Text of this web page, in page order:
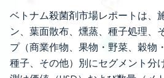
ベトナム殺菌剤市場レポートは、
ン、葉面散布、燻蒸、種子処理、
プ（商業作物、果物・野菜、穀物
種子、その他）別にセグメント分